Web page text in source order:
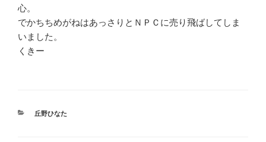
心。
でかちちめがねはあっさりとＮＰＣに売り飛ばしてしま
いました。
くきー
カ
丘野ひなた